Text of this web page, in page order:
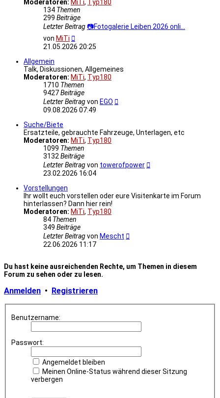
Moderatoren: MiTi, Typ180
134 Themen
299 Beiträge
Letzter Beitrag 📷Fotogalerie Leiben 2026 onli…
von MiTi
Beitrag
21.05.2026 20:25
Allgemein
Talk, Diskussionen, Allgemeines
Moderatoren: MiTi, Typ180
1710 Themen
9427Beiträge
Letzter Beitragvon EGO
09.08.2026 07:49
Suche/Biete
Ersatzteile, gebrauchte Fahrzeuge, Unterlagen, etc
Moderatoren: MiTi, Typ180
1099 Themen
3132 Beiträge
Letzter Beitragvon towerofpower
23.02.2026 16:04
Vorstellungen
Ihr wollt euch vorstellen oder eure Visitenkarte im Forum
hinterlassen? Dann hier rein!
Moderatoren: MiTi, Typ180
84 Themen
349 Beiträge
Letzter Beitragvon Mescht
22.06.2026 11:17
Du hast keine ausreichenden Rechte, um Themen in diesem
Forum zu sehen oder zu lesen.
Anmelden • Registrieren
Benutzername:
Passwort:
Angemeldet bleiben
Meinen Online-Status während dieser Sitzung
verbergen